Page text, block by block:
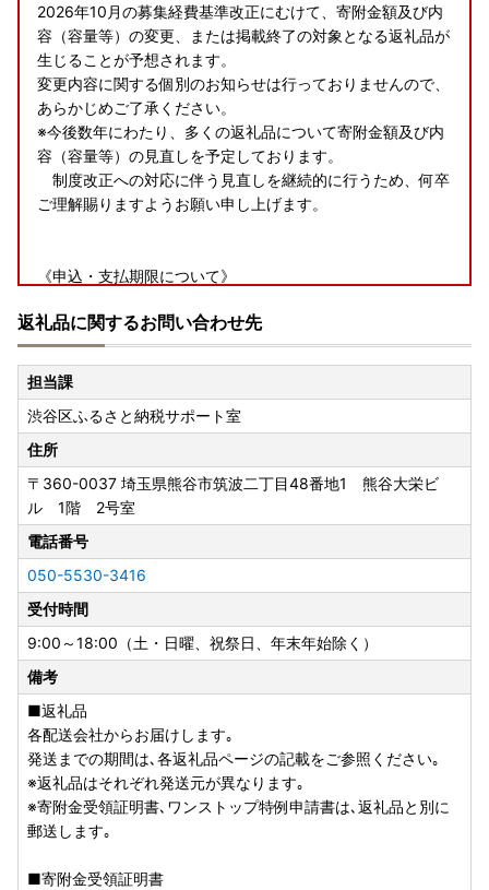
2026年10月の募集経費基準改正にむけて、寄附金額及び内
容（容量等）の変更、または掲載終了の対象となる返礼品が
生じることが予想されます。
変更内容に関する個別のお知らせは行っておりませんので、
あらかじめご了承ください。
※今後数年にわたり、多くの返礼品について寄附金額及び内
容（容量等）の見直しを予定しております。
制度改正への対応に伴う見直しを継続的に行うため、何卒
ご理解賜りますようお願い申し上げます。
《申込・支払期限について》
います。
令和7年12月31日23時59分までに決済完了していただけれ
ば、令和7年中の寄附として取り扱いさせていただきます。
《年末年始の返礼品・寄附金受領証明書の発送について》
通常より発送にお時間をいただく場合がございます。ご了承
の上お申し込みをお願いいたします。
《ワンストップ特例申請書の提出について》
12月25日(木)までに決済を完了され、ワンストップ特例申請
を希望される方には、渋谷区から申請書を郵送いたします。
12月26日(金)～12月31日(水)に寄附された方についても、ワ
ンストップ特例申請書を送付いたしますが、郵便の発送が年
末年始は遅れる場合がございますので、
お手数ですがご自身で当区ふるさと納税HPより申請書をダ
ウンロードの上、マイナンバー等の必要書類を添えて、令和
8年1月10日(土)までに渋谷区ふるさと納税サポート室へご提
出ください。
★マイナンバーカードをお持ちの方は、
ラインワンストップ申請が可能です。
ご利用は無料となっておりますので、是非ご利用くださ
返礼品に関するお問い合わせ先
担当課
渋谷区ふるさと納税サポート室
住所
〒360-0037 埼玉県熊谷市筑波二丁目48番地1 熊谷大栄ビ
ル 1階 2号室
電話番号
050-5530-3416
受付時間
9:00～18:00（土・日曜、祝祭日、年末年始除く）
備考
■返礼品
各配送会社からお届けします｡
発送までの期間は､各返礼品ページの記載をご参照ください｡
※返礼品はそれぞれ発送元が異なります｡
※寄附金受領証明書､ワンストップ特例申請書は､返礼品と別に
郵送します｡
■寄附金受領証明書